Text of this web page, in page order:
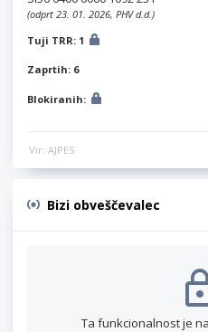
(odprt 23. 01. 2026, PHV d.d.)
Tuji TRR: 1
Zaprtih: 6
Blokiranih:
Vir: AJPES
Bizi obveščevalec
Ta funkcionalnost je